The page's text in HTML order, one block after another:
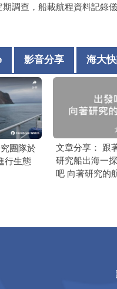
調查，船載航程資料記錄
影音分享 海大
團隊於
行生態
文章分享： 跟
研究船出海一
吧 向著研究的